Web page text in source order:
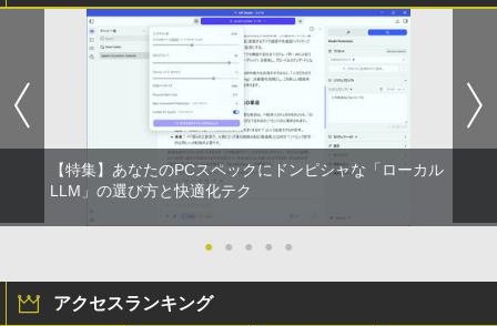
【特集】あなたのPCスペックにドンピシャな「ローカル
LLM」の選び方と快適化テク
● ● ● ● ●
アクセスランキング